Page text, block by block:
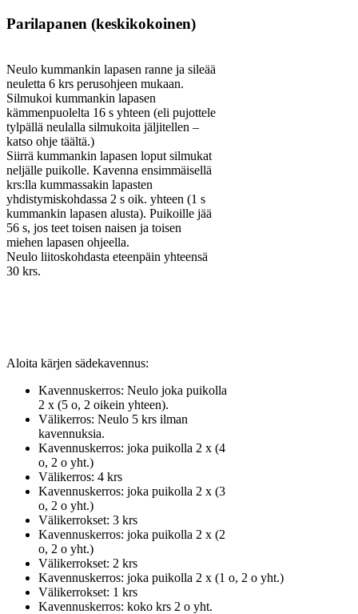
Parilapanen (keskikokoinen)
Neulo kummankin lapasen ranne ja sileää
neuletta 6 krs perusohjeen mukaan.
Silmukoi kummankin lapasen
kämmenpuolelta 16 s yhteen (eli pujottele
tylpällä neulalla silmukoita jäljitellen –
katso ohje täältä.)
Siirrä kummankin lapasen loput silmukat
neljälle puikolle. Kavenna ensimmäisellä
krs:lla kummassakin lapasten
yhdistymiskohdassa 2 s oik. yhteen (1 s
kummankin lapasen alusta). Puikoille jää
56 s, jos teet toisen naisen ja toisen
miehen lapasen ohjeella.
Neulo liitoskohdasta eteenpäin yhteensä
30 krs.
Aloita kärjen sädekavennus:
Kavennuskerros: Neulo joka puikolla
2 x (5 o, 2 oikein yhteen).
Välikerros: Neulo 5 krs ilman
kavennuksia.
Kavennuskerros: joka puikolla 2 x (4
o, 2 o yht.)
Välikerros: 4 krs
Kavennuskerros: joka puikolla 2 x (3
o, 2 o yht.)
Välikerrokset: 3 krs
Kavennuskerros: joka puikolla 2 x (2
o, 2 o yht.)
Välikerrokset: 2 krs
Kavennuskerros: joka puikolla 2 x (1 o, 2 o yht.)
Välikerrokset: 1 krs
Kavennuskerros: koko krs 2 o yht.